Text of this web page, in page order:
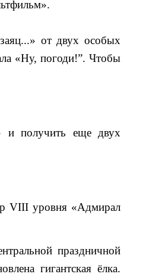
от двух особых
«Ну, погоди!”. Чтобы
и получить еще двух
VIII уровня «Адмирал
праздничной
гигантская ёлка.